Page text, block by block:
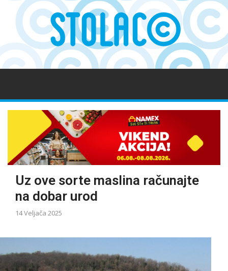
Uz ove sorte maslina računajte
na dobar urod
14 Veljača 2025